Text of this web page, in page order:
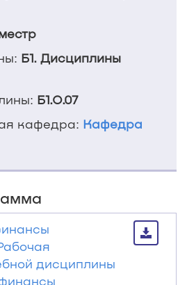
Б1. Дисциплины
Б1.О.07
кафедра: Кафедра
дисциплины